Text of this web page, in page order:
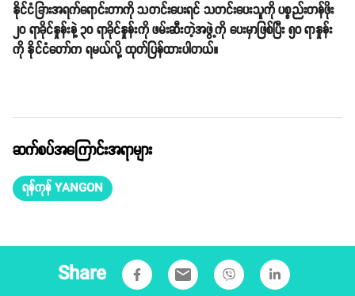
နိုင်ငံခြားအရက်ရောင်းတာကို သတင်းပေးရင် သတင်းပေးသူကို ပစ္စည်းတန်ဖိုး
၂၀ ရာခိုင်နှုန်းနဲ့ ၃၀ ရာခိုင်နှုန်းကို ဖမ်းဆီးတဲ့အဖွဲ့ကို ပေးမှာဖြစ်ပြီး ၅၀ ရာနှုန်း
ကို နိုင်ငံတော်က ရမယ်လို့ ထုတ်ပြန်ထားပါတယ်။
ဆက်စပ်အကြောင်းအရာများ
ရန်ကုန် YANGON
Share email